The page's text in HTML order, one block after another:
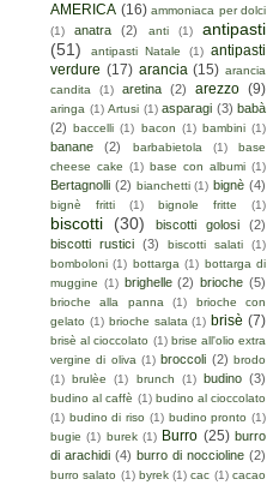
AMERICA (16) ammoniaca per dolci
(1)
anatra (2) anti (1)
antipasti
(51)
antipasti Natale (1) antipasti
verdure (17) arancia (15) arancia
candita
(1) aretina (2) arezzo (9)
aringa (1) Artusi (1) asparagi (3) babà
(2)
baccelli (1) bacon (1) bambini (1)
banane (2) barbabietola (1)
base
cheese cake (1) base con albumi (1)
Bertagnolli (2) bianchetti (1) bignè (4)
bignè fritti (1) bignole fritte (1)
biscotti (30) biscotti golosi
(2)
biscotti rustici (3) biscotti salati
(1)
bomboloni (1) bottarga (1) bottarga di
muggine (1) brighelle (2) brioche (5)
brioche alla panna (1)
brioche con
gelato (1) brioche salata (1) brisè (7)
brisè al cioccolato (1) brise all'olio extra
vergine di oliva (1) broccoli (2) brodo
(1)
brulèe (1) brunch (1) budino (3)
budino al caffè (1) budino al cioccolato
(1) budino di riso (1) budino pronto (1)
bugie (1) burek (1) Burro (25) burro
di arachidi (4) burro di noccioline (2)
burro salato (1) byrek (1) cac (1) cacao